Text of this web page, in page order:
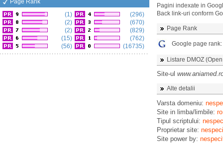
Page Rank
(1)
(2)
(2)
(15)
(56)
(296)
(670)
(829)
(762)
(16735)
Pagini indexate in
Back link-uri conform
Page Rank
Google page rank:
Listare DMOZ
Site-ul
Alte detalii
Varsta domeniu:
Site in limba/limbile: ro
Tipul scriptului:
Proprietar site:
Site power by: